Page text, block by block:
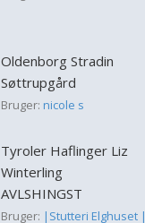
Oldenborg Stradin
Søttrupgård
Bruger: nicole s
Tyroler Haflinger Liz
Winterling
AVLSHINGST
Bruger: |Stutteri Elghuset |